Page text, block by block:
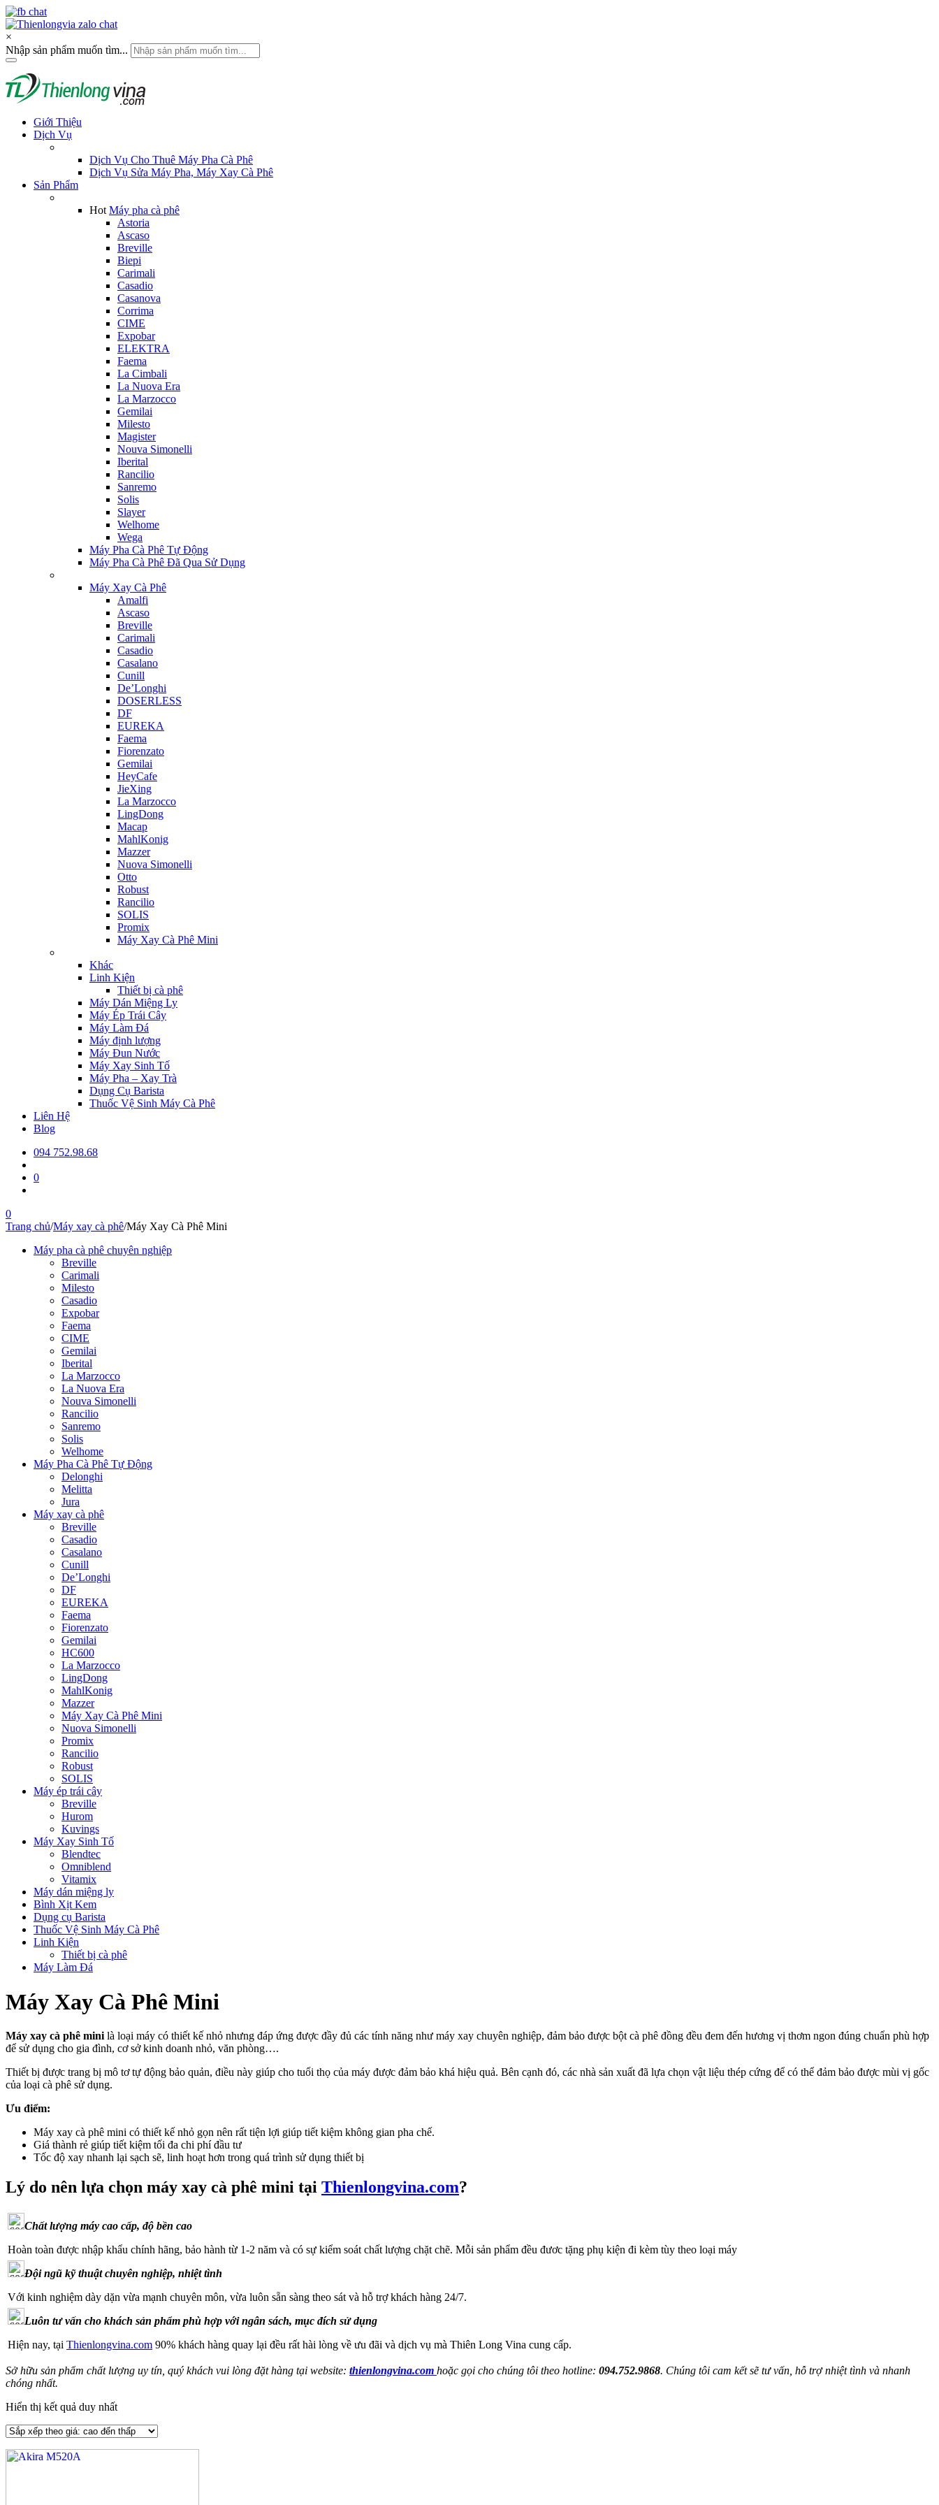
×
Nhập sản phẩm muốn tìm...
Giới Thiệu
Dịch Vụ
Dịch Vụ Cho Thuê Máy Pha Cà Phê
Dịch Vụ Sửa Máy Pha, Máy Xay Cà Phê
Sản Phẩm
Hot Máy pha cà phê
Astoria
Ascaso
Breville
Biepi
Carimali
Casadio
Casanova
Corrima
CIME
Expobar
ELEKTRA
Faema
La Cimbali
La Nuova Era
La Marzocco
Gemilai
Milesto
Magister
Nouva Simonelli
Iberital
Rancilio
Sanremo
Solis
Slayer
Welhome
Wega
Máy Pha Cà Phê Tự Động
Máy Pha Cà Phê Đã Qua Sử Dụng
Máy Xay Cà Phê
Amalfi
Ascaso
Breville
Carimali
Casadio
Casalano
Cunill
De’Longhi
DOSERLESS
DF
EUREKA
Faema
Fiorenzato
Gemilai
HeyCafe
JieXing
La Marzocco
LingDong
Macap
MahlKonig
Mazzer
Nuova Simonelli
Otto
Robust
Rancilio
SOLIS
Promix
Máy Xay Cà Phê Mini
Khác
Linh Kiện
Thiết bị cà phê
Máy Dán Miệng Ly
Máy Ép Trái Cây
Máy Làm Đá
Máy định lượng
Máy Đun Nước
Máy Xay Sinh Tố
Máy Pha – Xay Trà
Dụng Cụ Barista
Thuốc Vệ Sinh Máy Cà Phê
Liên Hệ
Blog
094 752.98.68
0
0
Trang chủ/Máy xay cà phê/Máy Xay Cà Phê Mini
Máy pha cà phê chuyên nghiệp
Breville
Carimali
Milesto
Casadio
Expobar
Faema
CIME
Gemilai
Iberital
La Marzocco
La Nuova Era
Nouva Simonelli
Rancilio
Sanremo
Solis
Welhome
Máy Pha Cà Phê Tự Động
Delonghi
Melitta
Jura
Máy xay cà phê
Breville
Casadio
Casalano
Cunill
De’Longhi
DF
EUREKA
Faema
Fiorenzato
Gemilai
HC600
La Marzocco
LingDong
MahlKonig
Mazzer
Máy Xay Cà Phê Mini
Nuova Simonelli
Promix
Rancilio
Robust
SOLIS
Máy ép trái cây
Breville
Hurom
Kuvings
Máy Xay Sinh Tố
Blendtec
Omniblend
Vitamix
Máy dán miệng ly
Bình Xịt Kem
Dụng cụ Barista
Thuốc Vệ Sinh Máy Cà Phê
Linh Kiện
Thiết bị cà phê
Máy Làm Đá
Máy Xay Cà Phê Mini
Máy xay cà phê mini là loại máy có thiết kế nhỏ nhưng đáp ứng được đầy đủ các tính năng như máy xay chuyên nghiệp, đảm bảo được bột cà phê đồng đều đem đến hương vị thơm ngon đúng chuẩn phù hợp
để sử dụng cho gia đình, cơ sở kinh doanh nhỏ, văn phòng….
Thiết bị được trang bị mô tơ tự động bảo quản, điều này giúp cho tuổi thọ của máy được đảm bảo khá hiệu quả. Bên cạnh đó, các nhà sản xuất đã lựa chọn vật liệu thép cứng để có thể đảm bảo được mùi vị gốc
của loại cà phê sử dụng.
Ưu điểm:
Máy xay cà phê mini có thiết kế nhỏ gọn nên rất tiện lợi giúp tiết kiệm không gian pha chế.
Giá thành rẻ giúp tiết kiệm tối đa chi phí đầu tư
Tốc độ xay nhanh lại sạch sẽ, linh hoạt hơn trong quá trình sử dụng thiết bị
Lý do nên lựa chọn máy xay cà phê mini tại Thienlongvina.com?
Chất lượng máy cao cấp, độ bền cao
Hoàn toàn được nhập khẩu chính hãng, bảo hành từ 1-2 năm và có sự kiểm soát chất lượng chặt chẽ. Mỗi sản phẩm đều đươc tặng phụ kiện đi kèm tùy theo loại máy
Đội ngũ kỹ thuật chuyên nghiệp, nhiệt tình
Với kinh nghiệm dày dặn vừa mạnh chuyên môn, vừa luôn sẵn sàng theo sát và hỗ trợ khách hàng 24/7.
Luôn tư vấn cho khách sản phẩm phù hợp với ngân sách, mục đích sử dụng
Hiện nay, tại Thienlongvina.com 90% khách hàng quay lại đều rất hài lòng về ưu đãi và dịch vụ mà Thiên Long Vina cung cấp.
Sở hữu sản phẩm chất lượng uy tín, quý khách vui lòng đặt hàng tại website: thienlongvina.com hoặc gọi cho chúng tôi theo hotline: 094.752.9868. Chúng tôi cam kết sẽ tư vấn, hỗ trợ nhiệt tình và nhanh
chóng nhất.
Hiển thị kết quả duy nhất